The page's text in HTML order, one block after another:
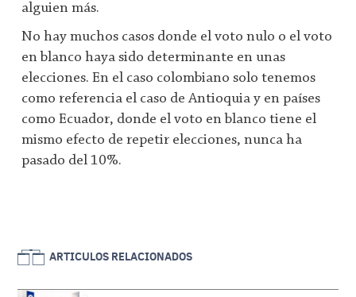
alguien más.
No hay muchos casos donde el voto nulo o el voto
en blanco haya sido determinante en unas
elecciones. En el caso colombiano solo tenemos
como referencia el caso de Antioquia y en países
como Ecuador, donde el voto en blanco tiene el
mismo efecto de repetir elecciones, nunca ha
pasado del 10%.
ARTICULOS RELACIONADOS